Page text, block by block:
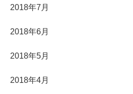
2018年7月
2018年6月
2018年5月
2018年4月